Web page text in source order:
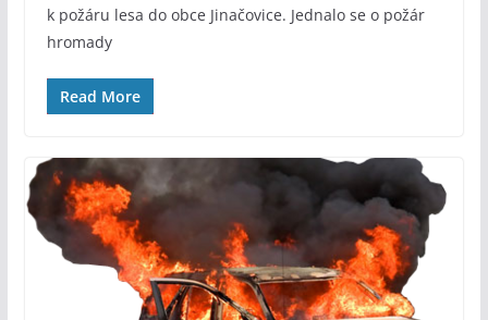
k požáru lesa do obce Jinačovice. Jednalo se o požár
hromady
Read More